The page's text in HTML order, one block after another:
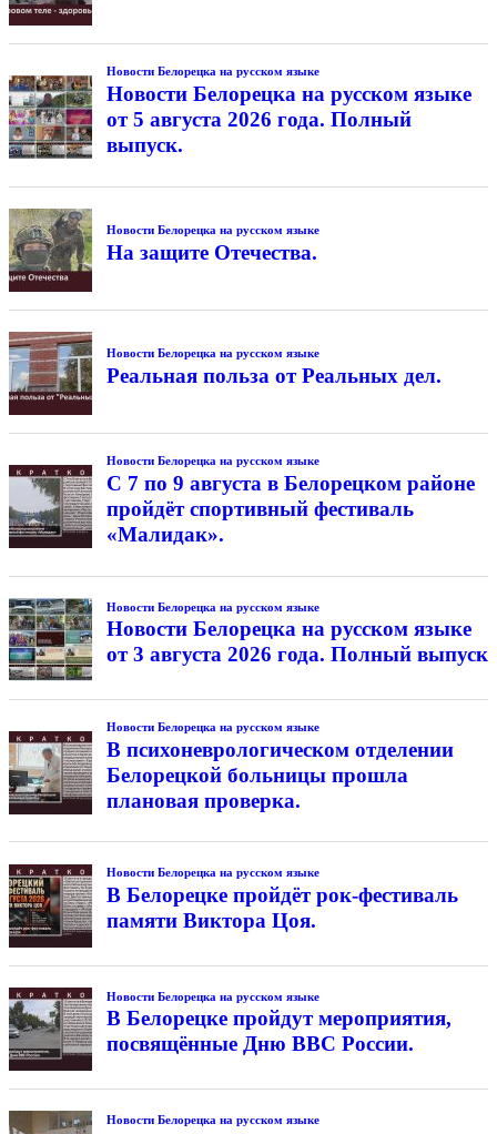
Новости Белорецка на русском языке
Новости Белорецка на русском языке
от 5 августа 2026 года. Полный
выпуск.
Новости Белорецка на русском языке
На защите Отечества.
Новости Белорецка на русском языке
Реальная польза от Реальных дел.
Новости Белорецка на русском языке
С 7 по 9 августа в Белорецком районе
пройдёт спортивный фестиваль
«Малидак».
Новости Белорецка на русском языке
Новости Белорецка на русском языке
от 3 августа 2026 года. Полный выпуск
Новости Белорецка на русском языке
В психоневрологическом отделении
Белорецкой больницы прошла
плановая проверка.
Новости Белорецка на русском языке
В Белорецке пройдёт рок-фестиваль
памяти Виктора Цоя.
Новости Белорецка на русском языке
В Белорецке пройдут мероприятия,
посвящённые Дню ВВС России.
Новости Белорецка на русском языке